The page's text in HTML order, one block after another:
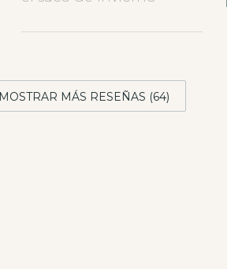
MOSTRAR MÁS RESEÑAS (64)